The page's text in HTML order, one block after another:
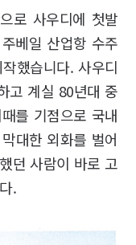
로 사우디에 첫발
베일 산업항 수주
했습니다. 사우디
고 계실 80년대 중
를 기점으로 국내
대한 외화를 벌어
던 사람이 바로 고
.